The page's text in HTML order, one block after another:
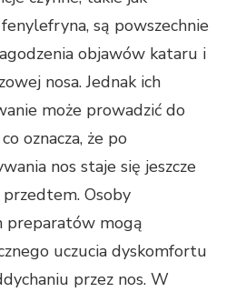
są powszechnie
objawów kataru i
nosa. Jednak ich
może prowadzić do
oznacza, że po
nos staje się jeszcze
Osoby
preparatów mogą
uczucia dyskomfortu
przez nos. W